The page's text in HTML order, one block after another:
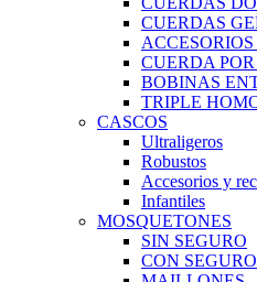
CUERDAS
CUERDA
BOBINAS
TRIPLE
CASCOS
Ultraligeros
Robustos
Accesorios y
Infantiles
MOSQUETONES
SIN SEGURO
CON SEGURO